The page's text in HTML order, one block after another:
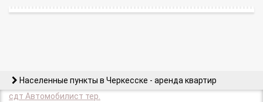
Населенные пункты в Черкесске - аренда квартир
сдт Автомобилист тер.